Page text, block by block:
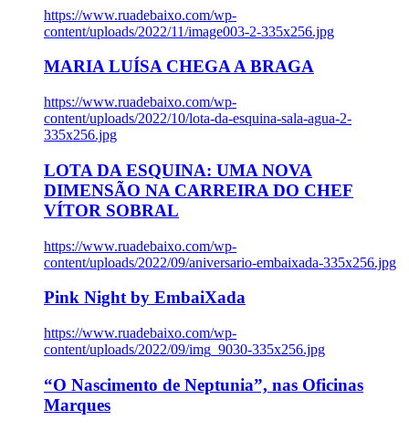
https://www.ruadebaixo.com/wp-
content/uploads/2022/11/image003-2-335x256.jpg
MARIA LUÍSA CHEGA A BRAGA
https://www.ruadebaixo.com/wp-
content/uploads/2022/10/lota-da-esquina-sala-agua-2-
335x256.jpg
LOTA DA ESQUINA: UMA NOVA
DIMENSÃO NA CARREIRA DO CHEF
VÍTOR SOBRAL
https://www.ruadebaixo.com/wp-
content/uploads/2022/09/aniversario-embaixada-335x256.jpg
Pink Night by EmbaiXada
https://www.ruadebaixo.com/wp-
content/uploads/2022/09/img_9030-335x256.jpg
“O Nascimento de Neptunia”, nas Oficinas
Marques